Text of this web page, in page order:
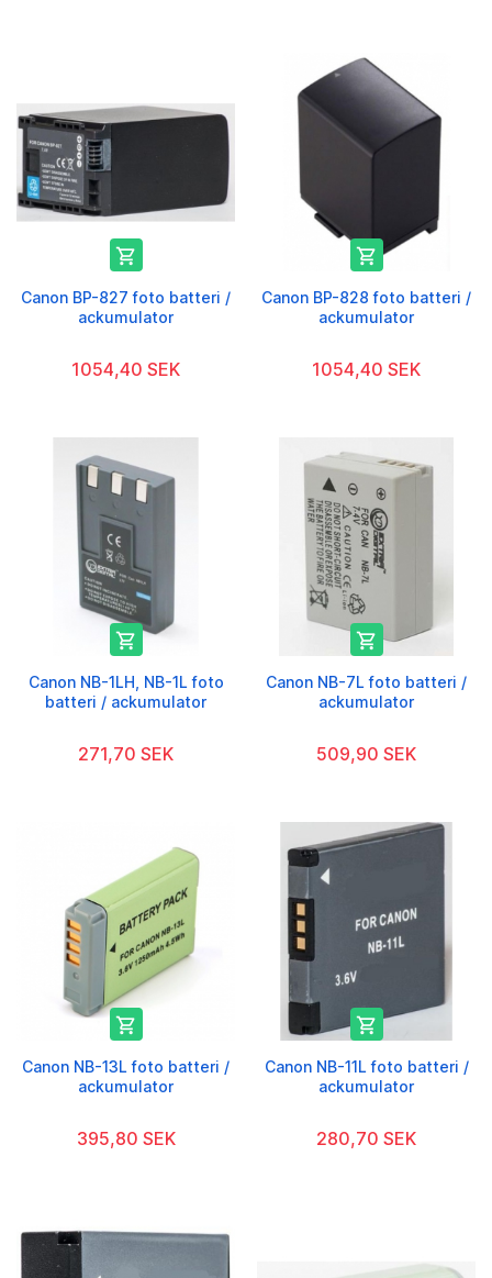

Canon BP-827 foto batteri /
ackumulator
1054,40 SEK

Canon BP-828 foto batteri /
ackumulator
1054,40 SEK

Canon NB-1LH, NB-1L foto
batteri / ackumulator
271,70 SEK

Canon NB-7L foto batteri /
ackumulator
509,90 SEK

Canon NB-13L foto batteri /
ackumulator
395,80 SEK

Canon NB-11L foto batteri /
ackumulator
280,70 SEK